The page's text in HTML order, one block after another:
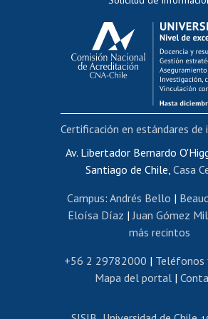
Calificación académica
Postulación al AUCAI
Funcionarias/os
Cursos internos de
Bienestar del personal
Portal de movilidad
Certificado de renta
Certificado de renta
Editar páginas blancas
Extranjeras/os
Revalidación y reconocimiento
Postulación al Programa de
Av. Libertador Bernardo
Santiago de Chile, Casa
Campus: Andrés Bello |
Eloísa Díaz |Juan Gómez
más recintos
+56 2 29782000 | Teléfonos
Mapa del portal|
Certificación en estándares de